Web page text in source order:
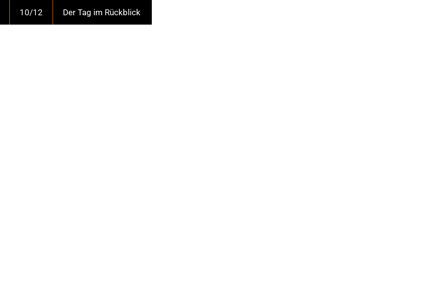
10/12 Der Tag im Rückblick